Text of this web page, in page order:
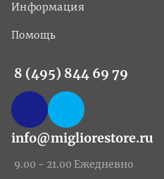
Информация
Помощь
8 (495) 844 69 79
info@migliorestore.ru
9.00 - 21.00 Ежедневно